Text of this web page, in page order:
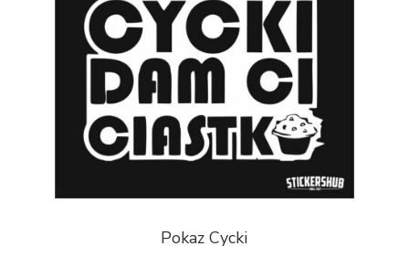
Pokaz Cycki